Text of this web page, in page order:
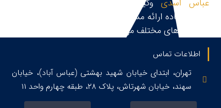
عباس اسدی وکیل پایه یک دادگستری و مشاور
حقوقی،آماده ارائه مشاوره حقوقی، قبول و پیگیری پرونده
در زمینه های مختلف می باشد.
اطلاعات تماس
تهران، ابتدای خیابان شهید بهشتی (عباس آباد)، خیابان
سهند، خیابان شهرتاش، پلاک ۲۸، طبقه چهارم واحد ۱۱